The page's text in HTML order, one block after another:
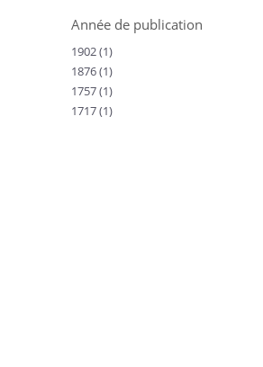
Année de publication
1902 (1)
1876 (1)
1757 (1)
1717 (1)